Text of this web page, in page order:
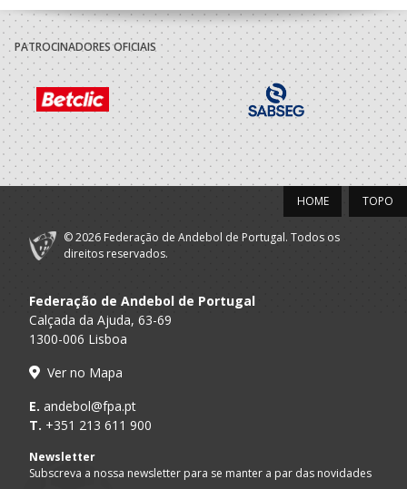
PATROCINADORES OFICIAIS
TOPO
HOME
© 2026 Federação de Andebol de Portugal. Todos os
direitos reservados.
Federação de Andebol de Portugal
Calçada da Ajuda, 63-69
1300-006 Lisboa
Ver no Mapa
E. andebol@fpa.pt
T. +351 213 611 900
Newsletter
Subscreva a nossa newsletter para se manter a par das novidades